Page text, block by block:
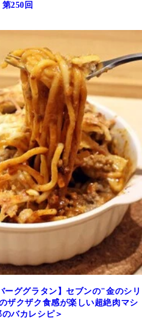
250回
ーググラタン】セブンの"金のシリ
ザクザク食感が楽しい超絶肉マシ
バカレシピ＞